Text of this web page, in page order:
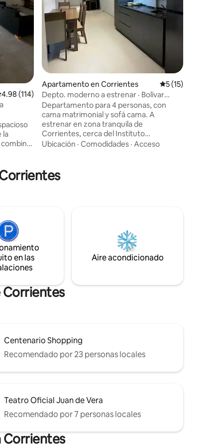
promedio: 4.98 de 5, 114 reseñas
4.98 (114)
la
de
la
Apartamento en Corrientes Calificación
5 (15)
Depto. moderno a estrenar · Bolívar
Apartments 2B
Departamento para 4 personas, con
cama matrimonial y sofá cama. A
estrenar en zona tranquila de
Corrientes, cerca del Instituto
Cardiológico y la peatonal. Totalmente
cómoda. Segundo piso por escalera (sin
ascensor). Edificio nuevo. Ideal para
Ubicación · Comodidades · Acceso
en las
Aire acondicionado
Corrientes
Centenario Shopping
Recomendado por 23 personas locales
Teatro Oficial Juan de Vera
Recomendado por 7 personas locales
Corrientes